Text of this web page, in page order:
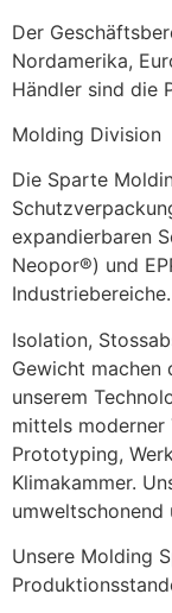
Der
Nordamerika,
Händler sind die
Molding Division
Die Sparte
expandierbaren
Neopor®) und
Industriebereiche.
Isolation,
Gewicht machen
unserem
mittels moderner
Prototyping,
Klimakammer.
Unsere Molding